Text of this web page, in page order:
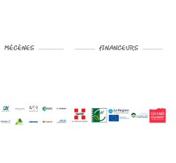
MÉCÈNES FINANCEURS